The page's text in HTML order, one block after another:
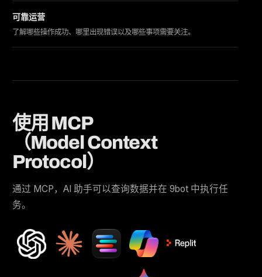
可靠运营
了解哪些操作成功、哪里出现错误以及哪些事项需要关注。
使用 MCP
（Model Context
Protocol）
通过 MCP，AI 助手可以查询数据并在 9bot 中执行任
务。